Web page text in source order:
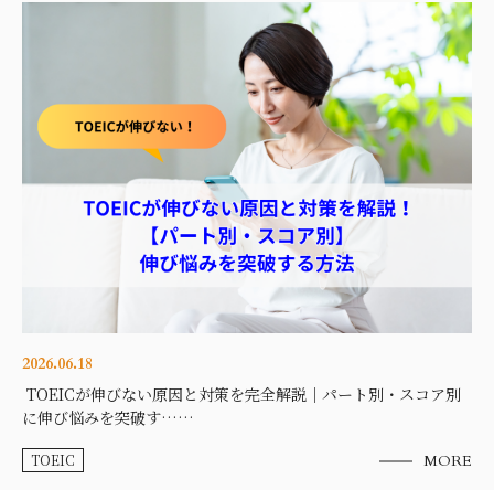
2026.06.18
TOEICが伸びない原因と対策を完全解説｜パート別・スコア別
に伸び悩みを突破す……
TOEIC MORE